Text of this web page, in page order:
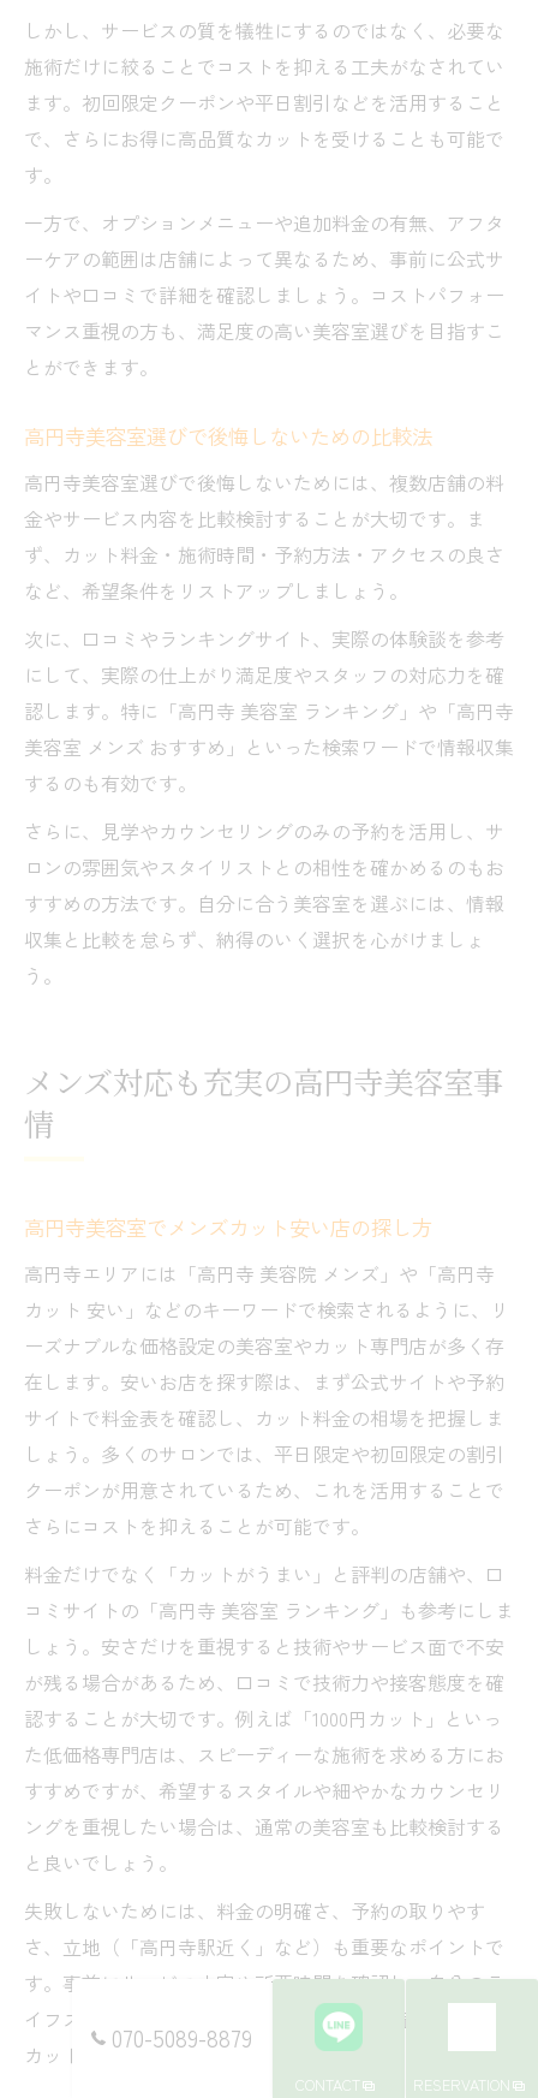
しかし、サービスの質を犠牲にするのではなく、必要な
施術だけに絞ることでコストを抑える工夫がなされてい
ます。初回限定クーポンや平日割引などを活用すること
で、さらにお得に高品質なカットを受けることも可能で
す。
一方で、オプションメニューや追加料金の有無、アフタ
ーケアの範囲は店舗によって異なるため、事前に公式サ
イトや口コミで詳細を確認しましょう。コストパフォー
マンス重視の方も、満足度の高い美容室選びを目指すこ
とができます。
高円寺美容室選びで後悔しないための比較法
高円寺美容室選びで後悔しないためには、複数店舗の料
金やサービス内容を比較検討することが大切です。ま
ず、カット料金・施術時間・予約方法・アクセスの良さ
など、希望条件をリストアップしましょう。
次に、口コミやランキングサイト、実際の体験談を参考
にして、実際の仕上がり満足度やスタッフの対応力を確
認します。特に「高円寺 美容室 ランキング」や「高円寺
美容室 メンズ おすすめ」といった検索ワードで情報収集
するのも有効です。
さらに、見学やカウンセリングのみの予約を活用し、サ
ロンの雰囲気やスタイリストとの相性を確かめるのもお
すすめの方法です。自分に合う美容室を選ぶには、情報
収集と比較を怠らず、納得のいく選択を心がけましょ
う。
メンズ対応も充実の高円寺美容室事
情
高円寺美容室でメンズカット安い店の探し方
高円寺エリアには「高円寺 美容院 メンズ」や「高円寺
カット 安い」などのキーワードで検索されるように、リ
ーズナブルな価格設定の美容室やカット専門店が多く存
在します。安いお店を探す際は、まず公式サイトや予約
サイトで料金表を確認し、カット料金の相場を把握しま
しょう。多くのサロンでは、平日限定や初回限定の割引
クーポンが用意されているため、これを活用することで
さらにコストを抑えることが可能です。
料金だけでなく「カットがうまい」と評判の店舗や、口
コミサイトの「高円寺 美容室 ランキング」も参考にしま
しょう。安さだけを重視すると技術やサービス面で不安
が残る場合があるため、口コミで技術力や接客態度を確
認することが大切です。例えば「1000円カット」といっ
た低価格専門店は、スピーディーな施術を求める方にお
すすめですが、希望するスタイルや細やかなカウンセリ
ングを重視したい場合は、通常の美容室も比較検討する
と良いでしょう。
失敗しないためには、料金の明確さ、予約の取りやす
さ、立地（「高円寺駅近く」など）も重要なポイントで
す。事前にサービス内容や所要時間を確認し、自分のラ
イフスタイルに合った店舗を選ぶことで、満足度の高い
カット体験が期待できます。
070-5089-8879
CONTACT RESERVATION